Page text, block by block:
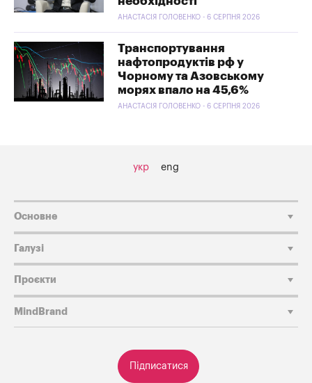
АНАСТАСІЯ ГОЛОВЕНКО - 6 СЕРПНЯ 2026
Транспортування
нафтопродуктів рф у
Чорному та Азовському
морях впало на 45,6%
АНАСТАСІЯ ГОЛОВЕНКО - 6 СЕРПНЯ 2026
укр eng
Підписатися
Основне
Галузі
Проєкти
MindBrand